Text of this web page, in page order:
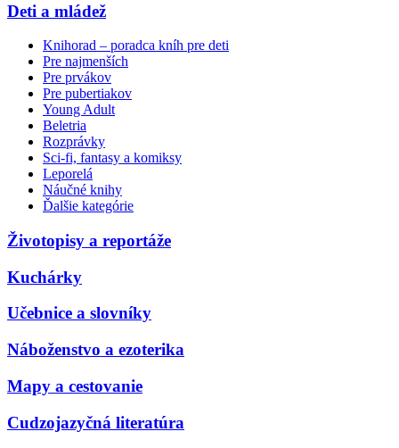
Deti a mládež
Knihorad – poradca kníh pre deti
Pre najmenších
Pre prvákov
Pre pubertiakov
Young Adult
Beletria
Rozprávky
Sci-fi, fantasy a komiksy
Leporelá
Náučné knihy
Ďalšie kategórie
Životopisy a reportáže
Kuchárky
Učebnice a slovníky
Náboženstvo a ezoterika
Mapy a cestovanie
Cudzojazyčná literatúra